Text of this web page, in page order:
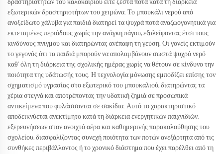
δραστηριοτήτων του καλοκαιριού είτε ζεστά ποτά κατά τη διάρκεια
εξωτερικών δραστηριοτήτων του χειμώνα. Το μπουκάλι νερού από
ανοξείδωτο χάλυβα για παιδιά διατηρεί τα ψυχρά ποτά αναζωογονητικά για
εκτεταμένες περιόδους χωρίς την ανάγκη πάγου, εξαλείφοντας έτσι τους
κινδύνους πνιγμού και διατηρώντας ανέπαφη τη γεύση. Οι γονείς εκτιμούν
το γεγονός ότι τα παιδιά μπορούν να απολαμβάνουν σωστά ψυχρό νερό
καθ’ όλη τη διάρκεια της σχολικής ημέρας χωρίς να θέτουν σε κίνδυνο την
ποιότητα της υδάτωσής τους. Η τεχνολογία μόνωσης εμποδίζει επίσης τον
σχηματισμό υγρασίας στο εξωτερικό του μπουκαλιού, διατηρώντας τα
χέρια στεγνά και αποτρέποντας την υδατική ζημιά σε προσωπικά
αντικείμενα που φυλάσσονται σε σακίδια. Αυτό το χαρακτηριστικό
αποδεικνύεται ανεκτίμητο κατά τη διάρκεια ενεργητικών παιχνιδιών,
εξερευνήσεων στον ανοιχτό αέρα και καθημερινής παρακολούθησης του
σχολείου, διασφαλίζοντας συνεχή ποιότητα των ποτών ανεξάρτητα από τις
συνθήκες περιβάλλοντος ή το χρονικό διάστημα που έχει παρέλθει από τη